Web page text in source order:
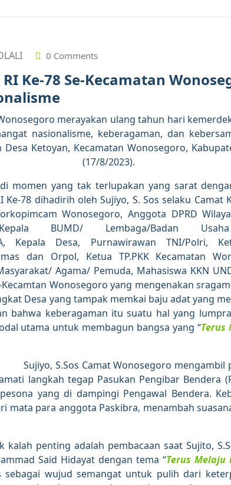
0 Comments
Ke-78 Se-Kecamatan
merayakan ulang tahun hari
nasionalisme, keberagaman, dan
Ketoyan, Kecamatan Wonosegoro,
(17/8/2023).
momen yang tak terlupakan yang sarat
Ke-78 dihadirih oleh Sujiyo, S. Sos selaku Camat
Wonosegoro, Anggota DPRD
Kepala BUMD/ Lembaga/Badan
Kepala Desa, Purnawirawan TNI/Polri,
dan Orpol, Ketua TP.PKK Kecamatan
Agama/ Pemuda, Mahasiswa KKN
Kecamtan Wonosegoro yang mengenakan
Desa yang tampak memkai baju adat yang
bahwa keberagaman itu suatu hal yang
utama untuk membagun bangsa yang “Terus
Sujiyo, S.Sos Camat Wonosegoro
langkah tegap Pasukan Pengibar Bendera
yang di dampingi Pengawal Bendera.
mata para anggota Paskibra, menambah
kalah penting adalah pembacaan saat Sujito,
Said Hidayat dengan tema “Terus
sebagai wujud semangat untuk pulih dari